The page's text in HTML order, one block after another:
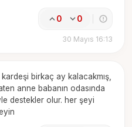
0 0
30 Mayıs 16:13
birkaç ay kalacakmış,
anne babanın odasında
destekler olur. her şeyi